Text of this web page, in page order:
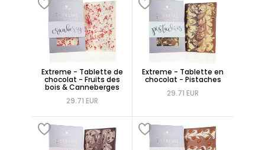
Extreme - Tablette de
chocolat - Fruits des
bois & Canneberges
29.71 EUR
Extreme - Tablette en
chocolat - Pistaches
29.71 EUR